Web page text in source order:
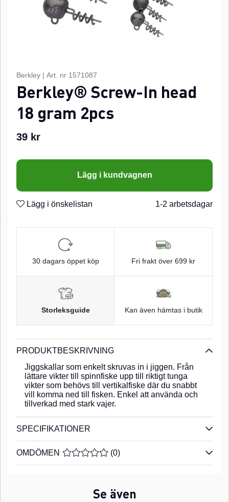
Berkley | Art. nr 1571087
Berkley® Screw-In head
18 gram 2pcs
39 kr
Lägg i kundvagnen
Lägg i önskelistan 1-2 arbetsdagar
30 dagars öppet köp Fri frakt över 699 kr
Storleksguide Kan även hämtas i butik
PRODUKTBESKRIVNING
Jiggskallar som enkelt skruvas in i jiggen. Från
lättare vikter till spinnfiske upp till riktigt tunga
vikter som behövs till vertikalfiske där du snabbt
vill komma ned till fisken. Enkel att använda och
tillverkad med stark vajer.
SPECIFIKATIONER
OMDÖMEN MEDELBETYG 0 AV 5 ANTAL BETYG 0
(0)
Se även